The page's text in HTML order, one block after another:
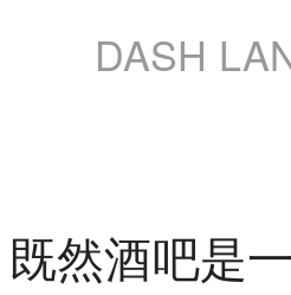
DASH
既然酒吧是